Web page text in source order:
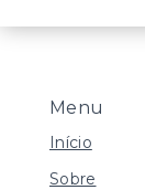
Menu
Início
Sobre